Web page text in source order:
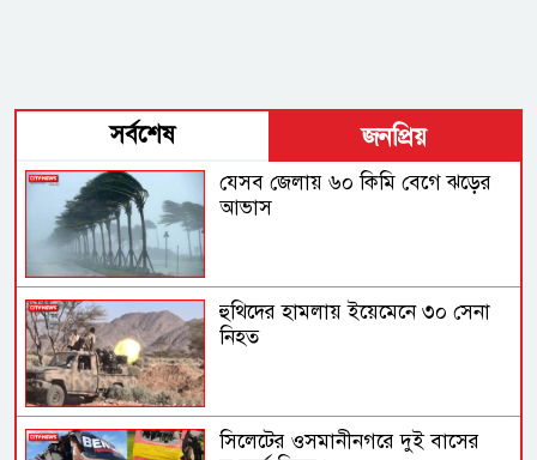
সর্বশেষ জনপ্রিয়
যেসব জেলায় ৬০ কিমি বেগে ঝড়ের
আভাস
হুথিদের হামলায় ইয়েমেনে ৩০ সেনা
নিহত
সিলেটের ওসমানীনগরে দুই বাসের